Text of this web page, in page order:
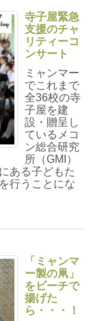
寺子屋緊急
支援のチャ
リティーコ
ンサート
ミャンマー
でこれまで
全36校の寺
子屋を建
設・贈呈し
ているメコ
ン総合研究
所（GMI）
ある子どもた
行うことにな
「ミャンマ
ー製の凧」
をビーチで
揚げた
ら・・・！